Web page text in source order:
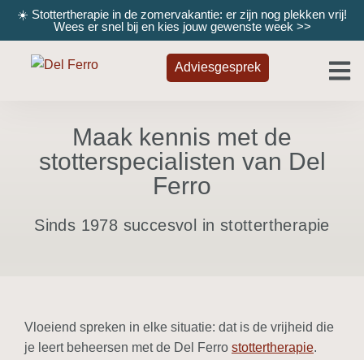
☀️ Stottertherapie in de zomervakantie: er zijn nog plekken vrij!
Wees er snel bij en kies jouw gewenste week >>
Adviesgesprek
Maak kennis met de
stotterspecialisten van Del
Ferro
Sinds 1978 succesvol in stottertherapie
Vloeiend spreken in elke situatie: dat is de vrijheid die
je leert beheersen met de Del Ferro stottertherapie.